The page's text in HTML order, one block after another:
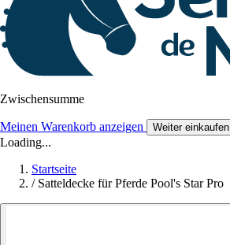
Zwischensumme
Meinen Warenkorb anzeigen Weiter einkaufen
Loading...
Startseite
/ Satteldecke für Pferde Pool's Star Pro